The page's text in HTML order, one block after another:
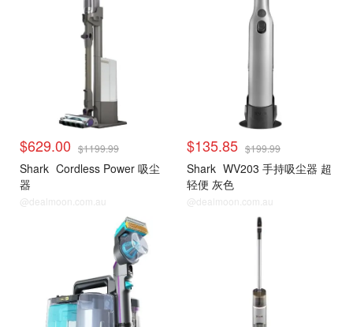
$629.00 $1199.99
Shark Cordless Power 吸尘
器
@dealmoon.com.au
$135.85 $199.99
Shark WV203 手持吸尘器 超
轻便 灰色
@dealmoon.com.au